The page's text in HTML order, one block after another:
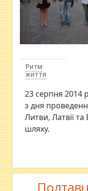
Ритм
життя
23 серпня 2014
з дня
Литви, Латвії та
шляху.